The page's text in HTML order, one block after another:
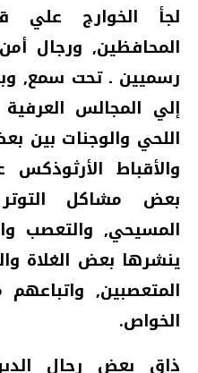
لجأ الخوارج علي
المحافظين‏,‏ ورجال
رسميين ـ تحت سمع‏,‏
إلي المجالس
اللحي والوجنات بين
والأقباط
بعض مشاكل
المسيحي‏,‏ والتعصب
ينشرها بعض الغلاة
المتعصبين‏,‏
الخواص‏.‏
ذاق بعض رجال الدين